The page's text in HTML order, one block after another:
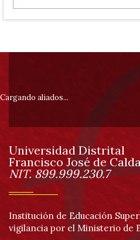
pie
de
página
Cargando aliados...
Información
Universidad Distrital
Francisco José de
NIT. 899.999.230.7
Institución de Educación
vigilancia por el Ministerio de